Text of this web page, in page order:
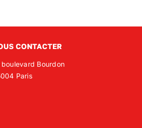
CONTACTER
boulevard Bourdon
Paris